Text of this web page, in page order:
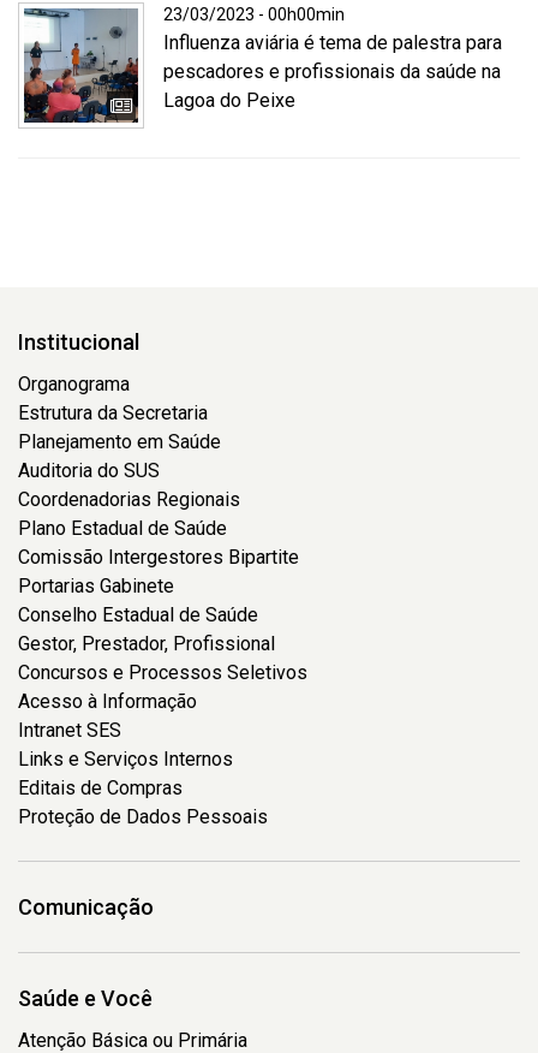
23/03/2023 - 00h00min
Influenza aviária é tema de palestra para
pescadores e profissionais da saúde na
Lagoa do Peixe
Institucional
Organograma
Estrutura da Secretaria
Planejamento em Saúde
Auditoria do SUS
Coordenadorias Regionais
Plano Estadual de Saúde
Comissão Intergestores Bipartite
Portarias Gabinete
Conselho Estadual de Saúde
Gestor, Prestador, Profissional
Concursos e Processos Seletivos
Acesso à Informação
Intranet SES
Links e Serviços Internos
Editais de Compras
Proteção de Dados Pessoais
Comunicação
Saúde e Você
Atenção Básica ou Primária